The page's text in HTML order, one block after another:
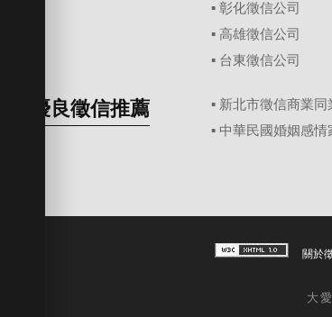
▪ 彰化徵信公司
▪ 高雄徵信公司
▪ 台東徵信公司
優良徵信推薦 ▪ 新北市徵信商業同
▪ 中華民國婚姻感
關於
大愛